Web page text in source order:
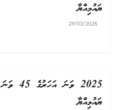
ޔައުމިއްޔާ
29/03/2026
ޔައުމިއްޔާ